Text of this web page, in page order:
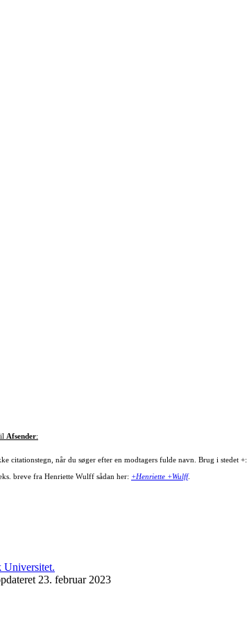
Afsender:
citationstegn, når du søger efter en modtagers fulde navn. Brug i stedet +:
breve fra Henriette Wulff sådan her: +Henriette +Wulff.
23. februar 2023